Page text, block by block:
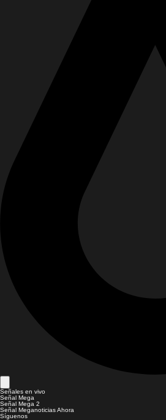
Señales en vivo
Señal Mega
Señal Mega 2
Señal Meganoticias Ahora
Síguenos